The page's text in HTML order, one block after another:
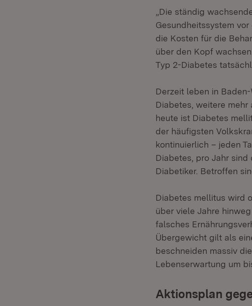
„Die ständig
Gesundheitssystem
die Kosten für die
über den Kopf
Typ 2-Diabetes
Derzeit leben in
Diabetes, weitere
heute ist Diabetes
der häufigsten
kontinuierlich – jeden
Diabetes, pro Jahr
Diabetiker. Betroffen
Diabetes mellitus wird
über viele Jahre
falsches
Übergewicht gilt als
beschneiden massiv
Lebenserwartung um
Aktionsplan